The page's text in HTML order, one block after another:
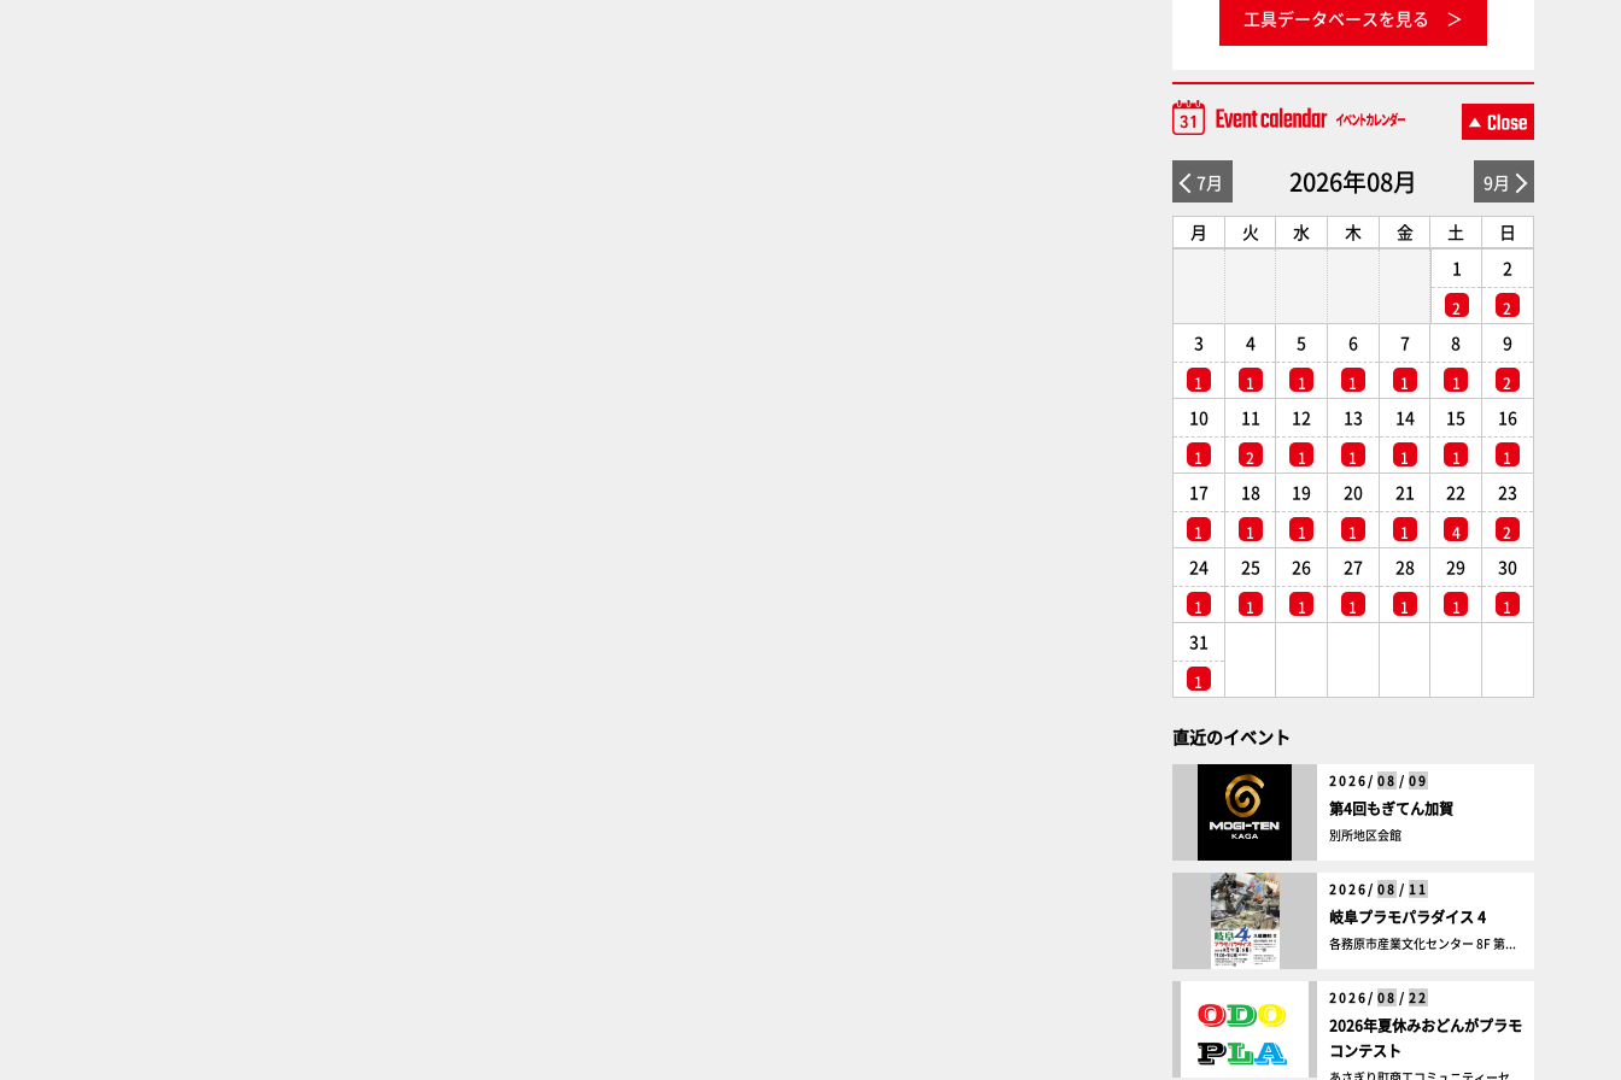
工具データベースを見る
7月 2026年08月 9月
月 火 水 木 金 土
日
1
2
2
2
3
1
4
1
5
1
6
1
7
1
8
1
9
2
10
1
11
2
12
1
13
1
14
1
15
1
16
1
17
1
18
1
19
1
20
1
21
1
22
4
23
2
24
1
25
1
26
1
27
1
28
1
29
1
30
1
31
1
直近のイベント
2026/ 08 / 09
第4回もぎてん加賀
別所地区会館
2026/ 08 / 11
岐阜プラモパラダイス 4
各務原市産業文化センター 8F 第...
2026/ 08 / 22
2026年夏休みおどんがプラモ
コンテスト